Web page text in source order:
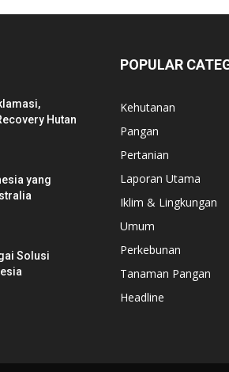
Hutan
yang
Solusi
POPULAR
Kehutanan
Pangan
Pertanian
Laporan Utama
Iklim & Lingkungan
Umum
Perkebunan
Tanaman Pangan
Headline